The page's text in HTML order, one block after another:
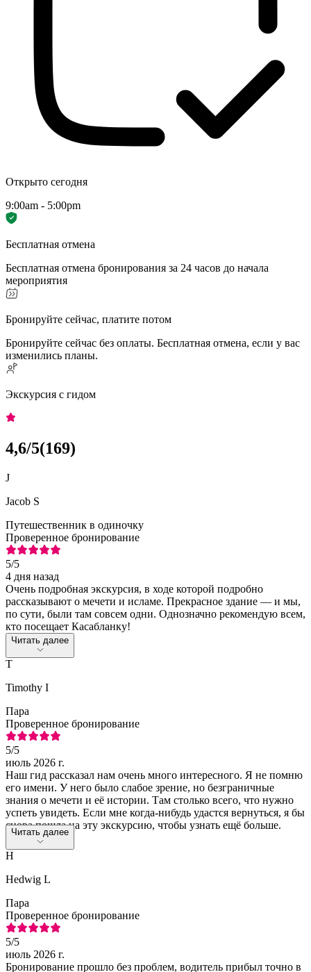
Открыто сегодня
9:00am - 5:00pm
Бесплатная отмена
Бесплатная отмена бронирования за 24 часов до начала
мероприятия
Бронируйте сейчас, платите потом
Бронируйте сейчас без оплаты. Бесплатная отмена, если у вас
изменились планы.
Экскурсия с гидом
4,6/5(169)
J
Jacob S
Путешественник в одиночку
Проверенное бронирование
5/5
4 дня назад
Очень подробная экскурсия, в ходе которой подробно
рассказывают о мечети и исламе. Прекрасное здание — и мы,
по сути, были там совсем одни. Однозначно рекомендую всем,
кто посещает Касабланку!
Читать далее
T
Timothy I
Пара
Проверенное бронирование
5/5
июль 2026 г.
Наш гид рассказал нам очень много интересного. Я не помню
его имени. У него было слабое зрение, но безграничные
знания о мечети и её истории. Там столько всего, что нужно
успеть увидеть. Если мне когда-нибудь удастся вернуться, я бы
снова пошла на эту экскурсию, чтобы узнать ещё больше.
Спасибо.
Читать далее
H
Hedwig L
Пара
Проверенное бронирование
5/5
июль 2026 г.
Бронирование прошло без проблем, водитель прибыл точно в